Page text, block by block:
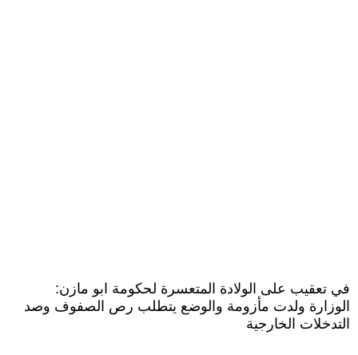
في تعقيب على الولادة المتعسرة لحكومة ابو مازن:
الوزارة ولدت مأزومة والوضع يتطلب رص الصفوف وصد
التدخلات الخارجية